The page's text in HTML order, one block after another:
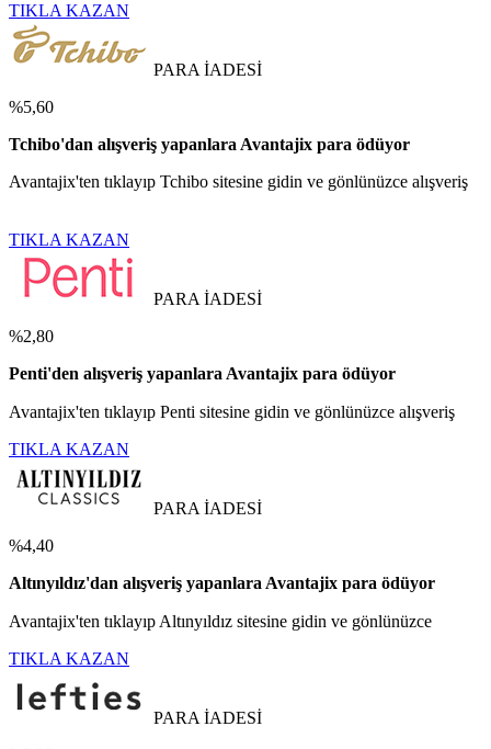
TIKLA KAZAN
PARA İADESİ
%5,60
Tchibo'dan alışveriş yapanlara Avantajix para ödüyor
Avantajix'ten tıklayıp Tchibo sitesine gidin ve gönlünüzce alışveriş
TIKLA KAZAN
PARA İADESİ
%2,80
Penti'den alışveriş yapanlara Avantajix para ödüyor
Avantajix'ten tıklayıp Penti sitesine gidin ve gönlünüzce alışveriş
TIKLA KAZAN
PARA İADESİ
%4,40
Altınyıldız'dan alışveriş yapanlara Avantajix para ödüyor
Avantajix'ten tıklayıp Altınyıldız sitesine gidin ve gönlünüzce
TIKLA KAZAN
PARA İADESİ